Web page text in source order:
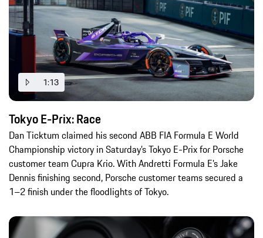
1:13
Tokyo E-Prix: Race
Dan Ticktum claimed his second ABB FIA Formula E World
Championship victory in Saturday’s Tokyo E-Prix for Porsche
customer team Cupra Krio. With Andretti Formula E’s Jake
Dennis finishing second, Porsche customer teams secured a
1–2 finish under the floodlights of Tokyo.